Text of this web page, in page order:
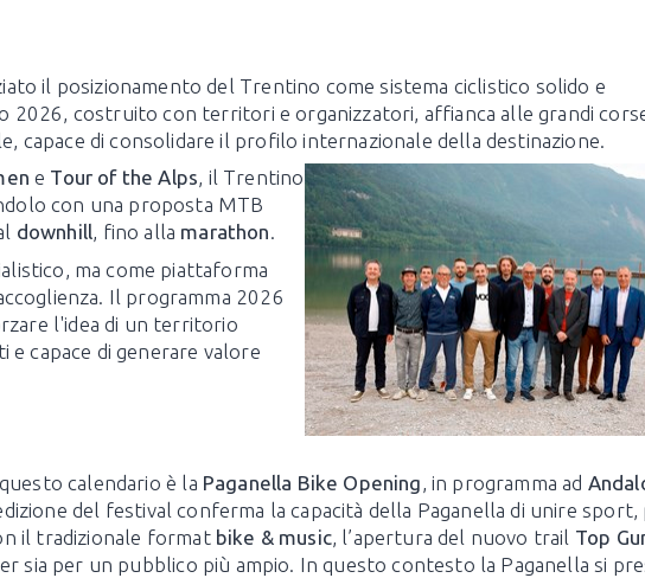
il posizionamento del Trentino come sistema ciclistico solido e
2026, costruito con territori e organizzatori, affianca alle grandi
capace di consolidare il profilo internazionale della destinazione.
e Tour of the Alps, il Trentino
con una proposta MTB
downhill, fino alla marathon.
ma come piattaforma
Il programma 2026
l'idea di un territorio
capace di generare valore
calendario è la Paganella Bike Opening, in programma ad
del festival conferma la capacità della Paganella di unire sport,
il tradizionale format bike & music, l’apertura del nuovo trail Top
sia per un pubblico più ampio. In questo contesto la Paganella si